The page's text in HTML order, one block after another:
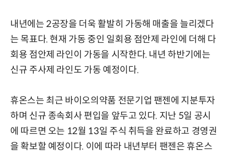
내년에는 2공장을 더욱 활발히 가동해 매출을 늘리겠다
는 목표다. 현재 가동 중인 일회용 점안제 라인에 더해 다
회용 점안제 라인이 가동을 시작한다. 내년 하반기에는
신규 주사제 라인도 가동 예정이다.
휴온스는 최근 바이오의약품 전문기업 팬젠에 지분투자
하며 신규 종속회사 편입을 앞두고 있다. 지난 5일 공시
에 따르면 오는 12월 13일 주식 취득을 완료하고 경영권
을 확보할 예정이다. 이에 따라 내년부터 팬젠은 휴온스